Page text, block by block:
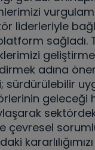
liderleriyle
sağladı.
adına
sürdürülebilir
geleceği
çevresel